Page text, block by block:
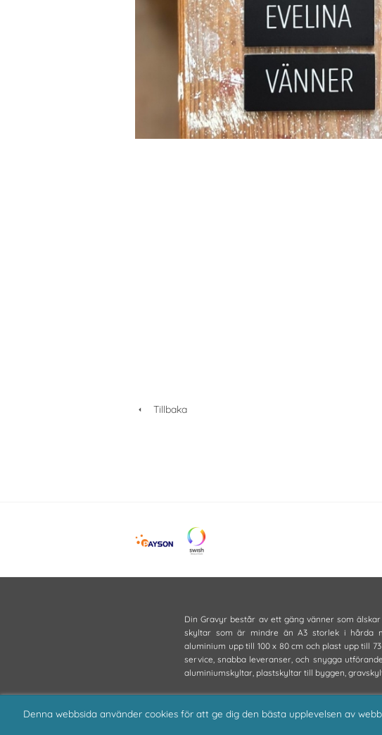
Denna webbsida använder cookies för att ge dig den bästa upplevelsen av
Tillbaka
Din Gravyr består av ett gäng vänner som
skyltar som är mindre än A3 storlek i hårda
aluminium upp till 100 x 80 cm och plast upp till
service, snabba leveranser, och snygga
aluminiumskyltar, plastskyltar till byggen,